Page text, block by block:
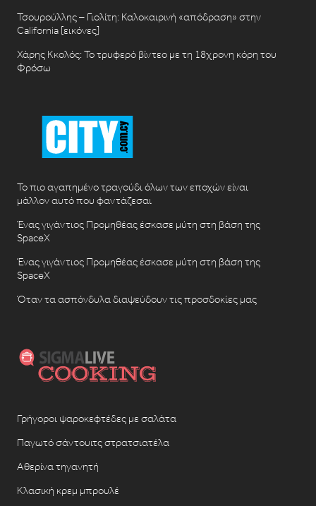
Τσουρούλλης – Γιολίτη: Καλοκαιρινή «απόδραση» στην
California [εικόνες]
Χάρης Κκολός: Το τρυφερό βίντεο με τη 18χρονη κόρη του
Φρόσω
Το πιο αγαπημένο τραγούδι όλων των εποχών είναι
μάλλον αυτό που φαντάζεσαι
Ένας γιγάντιος Προμηθέας έσκασε μύτη στη βάση της
SpaceX
Ένας γιγάντιος Προμηθέας έσκασε μύτη στη βάση της
SpaceX
Όταν τα ασπόνδυλα διαψεύδουν τις προσδοκίες μας
Γρήγοροι ψαροκεφτέδες με σαλάτα
Παγωτό σάντουιτς στρατσιατέλα
Αθερίνα τηγανητή
Κλασική κρεμ μπρουλέ